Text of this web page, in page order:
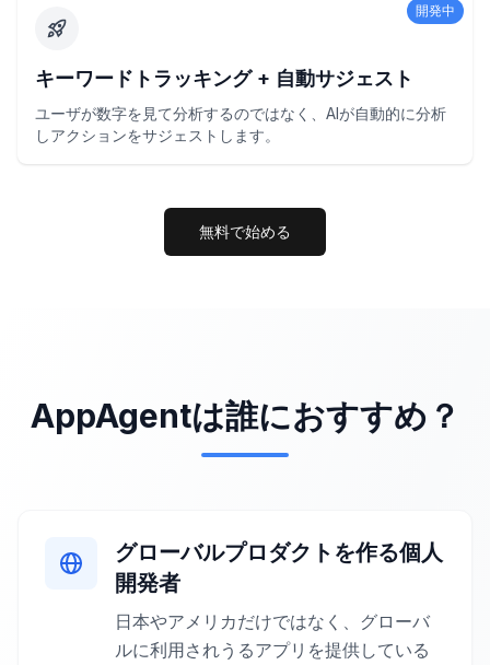
開発中
キーワードトラッキング + 自動サジェスト
ユーザが数字を見て分析するのではなく、AIが自動的に分析
しアクションをサジェストします。
無料で始める
AppAgentは誰におすすめ？
グローバルプロダクトを作る個人
開発者
日本やアメリカだけではなく、グローバ
ルに利用されうるアプリを提供している